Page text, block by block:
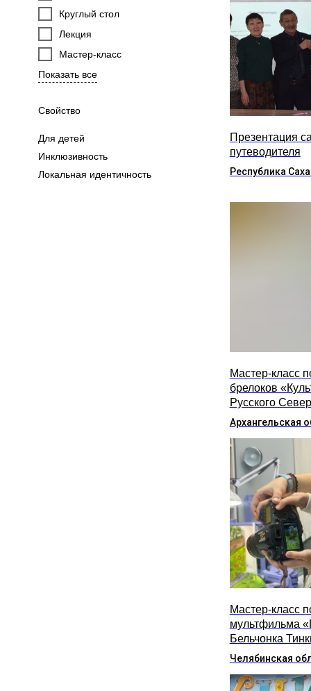
Круглый стол
Лекция
Мастер-класс
Показать все
Свойство
Для детей
Инклюзивность
Локальная идентичность
Презентация
путеводителя
Республика
Мастер-класс
брелоков
Русского
Архангельская
Мастер-класс
мультфильма
Бельчонка
Челябинская